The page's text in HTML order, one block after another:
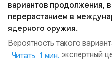
вариантов продолжения,
перерастанием в
ядерного оружия.
Вероятность такого
американский экспертный
Читать 1 мин.